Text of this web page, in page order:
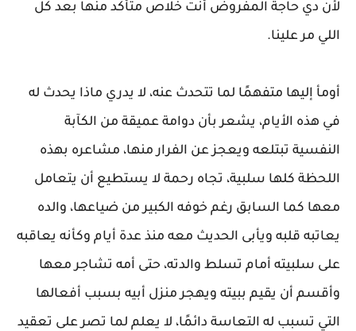
لأن دي حاجة المفروض أنت خلاص متأكد منها بعد كل
اللي مر علينا.
أومأ إليها متفهمًا لما تتحدث عنه، لا يدري ماذا يحدث له
في هذه الأيام، يشعر بأن دوامة عميقة من الكآبة
النفسية تبتلعه ويعجز عن الفرار منها، مشاعره بهذه
اللحظة كلها سلبية، تجاه رحمة لا يستطيع أن يتعامل
معها كما السابق رغم خوفه الكبير من ضياعها، والده
يعاتبه قلبه ويأبى الحديث معه منذ عدة أيام وكأنه يعاقبه
على سلبيته أمام تسلط والدته، حتى أمه تشاجر معها
وأقسم أن يقيم ببيته ويهجر منزل أبيه بسبب أفعالها
التي تسبب له التعاسة دائمًا، لا يعلم لما تصر على تعقيد